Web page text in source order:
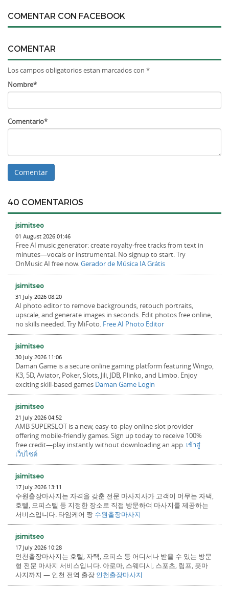
COMENTAR CON FACEBOOK
COMENTAR
Los campos obligatorios estan marcados con *
Nombre*
Comentario*
40 COMENTARIOS
jsimitseo
01 August 2026 01:46
Free AI music generator: create royalty-free tracks from text in
minutes—vocals or instrumental. No signup to start. Try
OnMusic AI free now.Gerador de Música IA Grátis
jsimitseo
31 July 2026 08:20
AI photo editor to remove backgrounds, retouch portraits,
upscale, and generate images in seconds. Edit photos free online,
no skills needed. Try MiFoto. Free AI Photo Editor
jsimitseo
30 July 2026 11:06
Daman Game is a secure online gaming platform featuring Wingo,
K3, 5D, Aviator, Poker, Slots, Jili, JDB, Plinko, and Limbo. Enjoy
exciting skill-based games Daman Game Login
jsimitseo
21 July 2026 04:52
AMB SUPERSLOT is a new, easy-to-play online slot provider
offering mobile-friendly games. Sign up today to receive 100%
free credit—play instantly without downloading an app. เข้าสู่
เว็บไซต์
jsimitseo
17 July 2026 13:11
수원출장마사지는 자격을 갖춘 전문 마사지사가 고객이 머무는 자택,
호텔, 오피스텔 등 지정한 장소로 직접 방문하여 마사지를 제공하는
서비스입니다. 타임케어 짱 수원출장마사지
jsimitseo
17 July 2026 10:28
인천출장마사지는 호텔, 자택, 오피스 등 어디서나 받을 수 있는 방문
형 전문 마사지 서비스입니다. 아로마, 스웨디시, 스포츠, 림프, 풋마
사지까지 — 인천 전역 출장 인천출장마사지